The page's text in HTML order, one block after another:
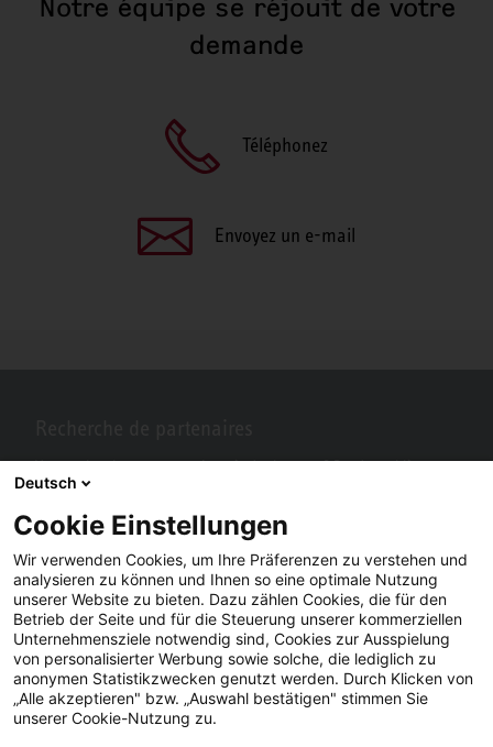
Notre équipe se réjouit de votre
demande
Téléphonez
Envoyez un e-mail
Vous recherchez un partenaire près de chez vous? Pas de problème
avec STIEBEL ELTRON.
Facebook YouTube LinkedIn
Deutsch
Cookie Einstellungen
Wir verwenden Cookies, um Ihre Präferenzen zu verstehen und
analysieren zu können und Ihnen so eine optimale Nutzung
unserer Website zu bieten. Dazu zählen Cookies, die für den
Betrieb der Seite und für die Steuerung unserer kommerziellen
Unternehmensziele notwendig sind, Cookies zur Ausspielung
von personalisierter Werbung sowie solche, die lediglich zu
anonymen Statistikzwecken genutzt werden. Durch Klicken von
„Alle akzeptieren" bzw. „Auswahl bestätigen" stimmen Sie
unserer Cookie-Nutzung zu.